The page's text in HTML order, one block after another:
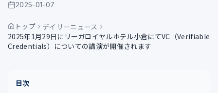
公開日
2025-01-07
トップ
デイリーニュース
2025年1月29日にリーガロイヤルホテル小倉にてVC（Verifiable
Credentials）についての講演が開催されます
目次